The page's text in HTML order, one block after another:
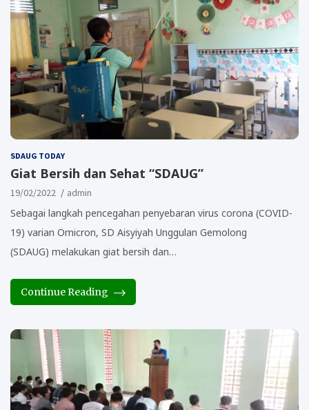
SDAUG TODAY
Giat Bersih dan Sehat “SDAUG”
19/02/2022 admin
Sebagai langkah pencegahan penyebaran virus corona (COVID-
19) varian Omicron, SD Aisyiyah Unggulan Gemolong
(SDAUG) melakukan giat bersih dan…
Continue Reading